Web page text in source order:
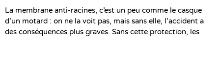
La membrane anti-racines, c’est un peu comme le casque
d’un motard : on ne la voit pas, mais sans elle, l’accident a
des conséquences plus graves. Sans cette protection, les